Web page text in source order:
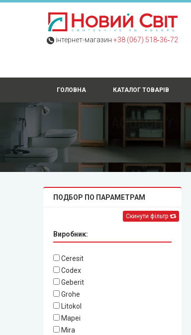
інтернет-магазин +38 (067) 518‑36‑72
ГОЛОВНА КАТАЛОГ ТОВАРІВ
ПОДБОР ПО ПАРАМЕТРАМ
Скинути фільтр
Виробник:
Ceresit
Codex
Geberit
Grohe
Litokol
Mapei
Mira